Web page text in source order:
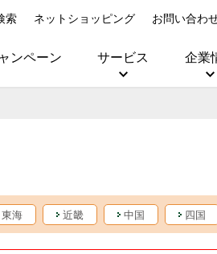
索 ネットショッピング お問い合わ
ンペーン サービス 企業
東海 近畿 中国 四国